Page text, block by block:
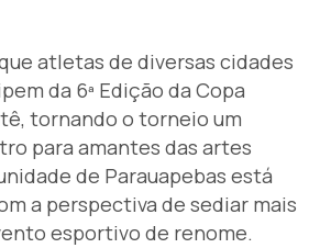
atletas de diversas cidades
da 6ª Edição da Copa
tornando o torneio um
para amantes das artes
de Parauapebas está
a perspectiva de sediar mais
esportivo de renome.